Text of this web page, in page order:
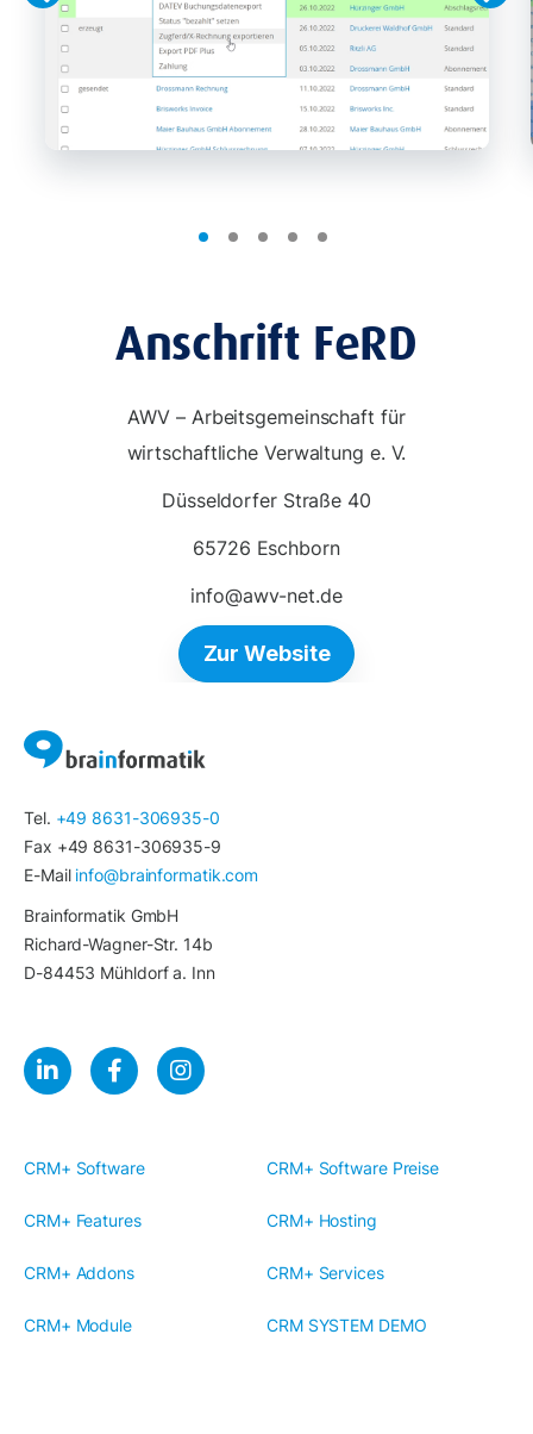
Anschrift FeRD
AWV – Arbeitsgemeinschaft für
wirtschaftliche Verwaltung e. V.
Düsseldorfer Straße 40
65726 Eschborn
info@awv-net.de
Zur Website
Tel. +49 8631-306935-0
Fax +49 8631-306935-9
E-Mail info@brainformatik.com
Brainformatik GmbH
Richard-Wagner-Str. 14b
D-84453 Mühldorf a. Inn
CRM+ Software CRM+ Software Preise
CRM+ Features CRM+ Hosting
CRM+ Addons CRM+ Services
CRM+ Module CRM SYSTEM DEMO